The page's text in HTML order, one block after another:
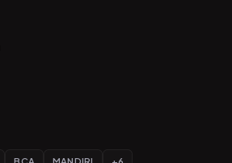
BCA MANDIRI +6